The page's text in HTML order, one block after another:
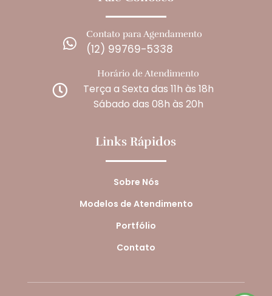

Contato para Agendamento
(12) 99769-5338

Horário de Atendimento
Terça a Sexta das 11h às 18h
Sábado das 08h às 20h
Links Rápidos
Sobre Nós
Modelos de Atendimento
Portfólio
Contato